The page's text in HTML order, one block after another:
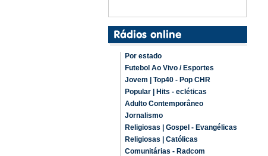
Por estado
Futebol Ao Vivo / Esportes
Jovem | Top40 - Pop CHR
Popular | Hits - ecléticas
Adulto Contemporâneo
Jornalismo
Religiosas | Gospel - Evangélicas
Religiosas | Católicas
Comunitárias - Radcom